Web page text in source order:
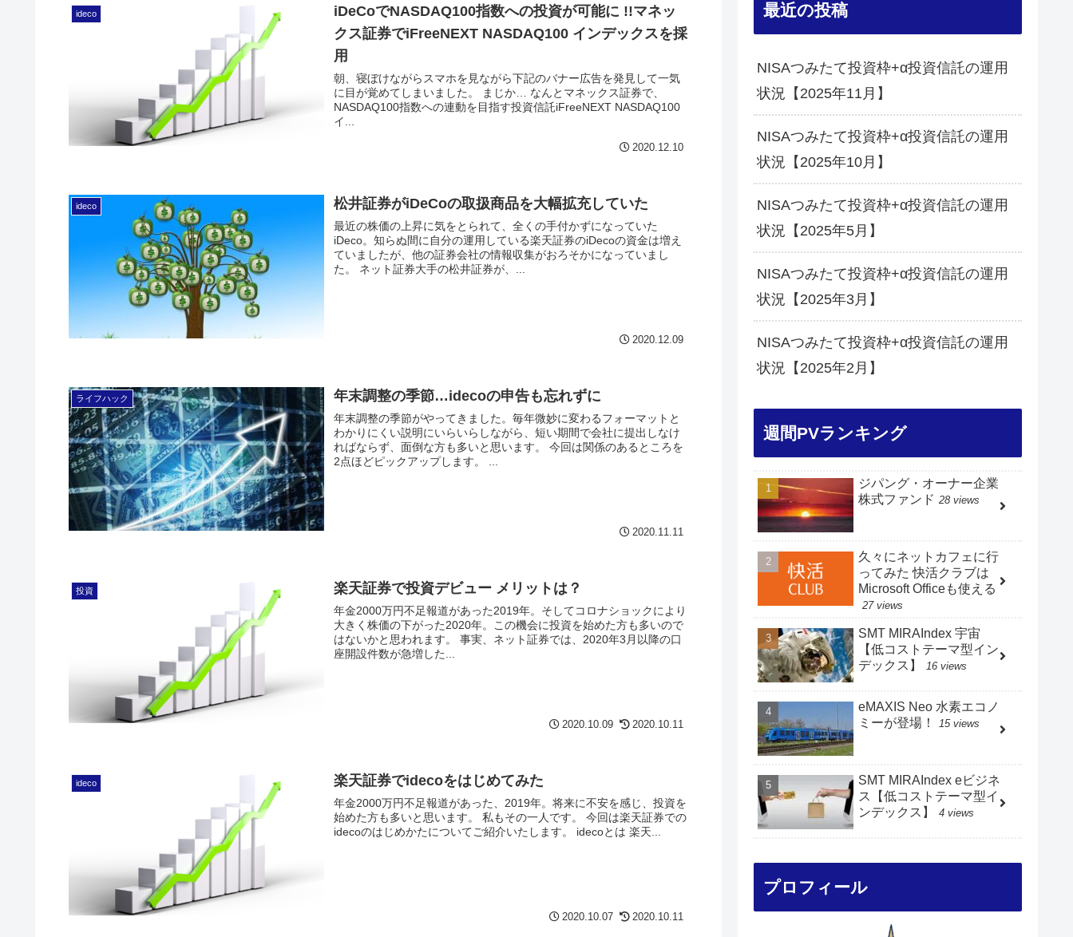
ideco
iDeCoでNASDAQ100指数への投資が可能に !!マネッ
クス証券でiFreeNEXT NASDAQ100 インデックスを採
用
朝、寝ぼけながらスマホを見ながら下記のバナー広告を発見して一気
に目が覚めてしまいました。 まじか… なんとマネックス証券で、
NASDAQ100指数への連動を目指す投資信託iFreeNEXT NASDAQ100
イ...
2020.12.10
ideco 松井証券がiDeCoの取扱商品を大幅拡充していた
最近の株価の上昇に気をとられて、全くの手付かずになっていた
iDeco。知らぬ間に自分の運用している楽天証券のiDecoの資金は増え
ていましたが、他の証券会社の情報収集がおろそかになっていまし
た。 ネット証券大手の松井証券が、...
2020.12.09
ライフハック 年末調整の季節…idecoの申告も忘れずに
年末調整の季節がやってきました。毎年微妙に変わるフォーマットと
わかりにくい説明にいらいらしながら、短い期間で会社に提出しなけ
ればならず、面倒な方も多いと思います。 今回は関係のあるところを
2点ほどピックアップします。 ...
2020.11.11
投資 楽天証券で投資デビュー メリットは？
年金2000万円不足報道があった2019年。そしてコロナショックにより
大きく株価の下がった2020年。この機会に投資を始めた方も多いので
はないかと思われます。 事実、ネット証券では、2020年3月以降の口
座開設件数が急増した...
2020.10.09 2020.10.11
ideco 楽天証券でidecoをはじめてみた
年金2000万円不足報道があった、2019年。将来に不安を感じ、投資を
始めた方も多いと思います。 私もその一人です。 今回は楽天証券での
idecoのはじめかたについてご紹介いたします。 idecoとは 楽天...
2020.10.07 2020.10.11
最近の投稿
NISAつみたて投資枠+α投資信託の運用
状況【2025年11月】
NISAつみたて投資枠+α投資信託の運用
状況【2025年10月】
NISAつみたて投資枠+α投資信託の運用
状況【2025年5月】
NISAつみたて投資枠+α投資信託の運用
状況【2025年3月】
NISAつみたて投資枠+α投資信託の運用
状況【2025年2月】
週間PVランキング
ジパング・オーナー企業
株式ファンド 28 views
久々にネットカフェに行
ってみた 快活クラブは
Microsoft Officeも使える
27 views
SMT MIRAIndex 宇宙
【低コストテーマ型イン
デックス】
16 views
eMAXIS Neo 水素エコノ
ミーが登場！
15 views
SMT MIRAIndex eビジネ
ス【低コストテーマ型イ
ンデックス】
4 views
プロフィール